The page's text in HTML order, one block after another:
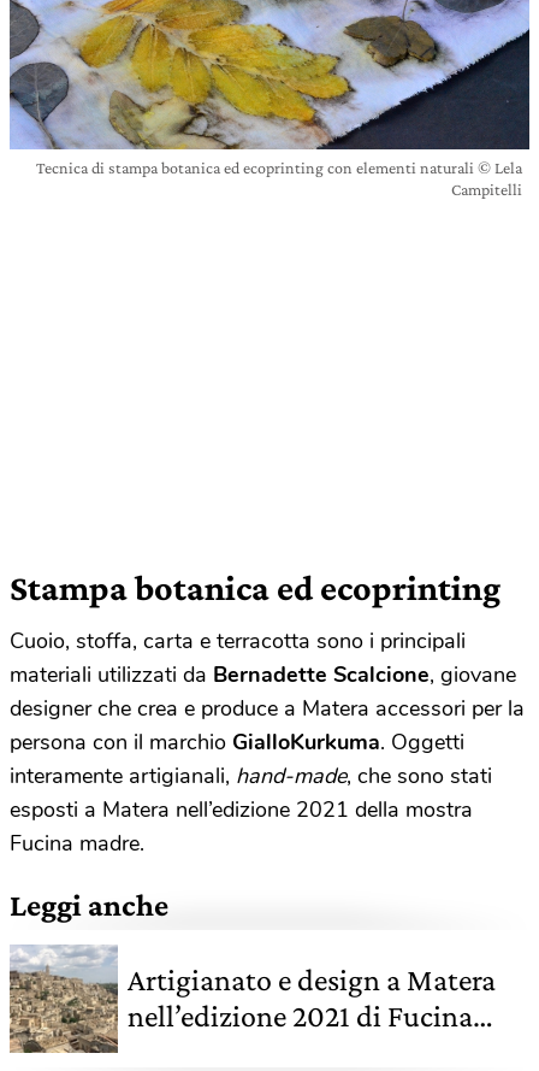
Tecnica di stampa botanica ed ecoprinting con elementi naturali © Lela
Campitelli
Stampa botanica ed ecoprinting
Cuoio, stoffa, carta e terracotta sono i principali
materiali utilizzati da Bernadette Scalcione, giovane
designer che crea e produce a Matera accessori per la
persona con il marchio GialloKurkuma. Oggetti
interamente artigianali, hand-made, che sono stati
esposti a Matera nell’edizione 2021 della mostra
Fucina madre.
Leggi anche
Artigianato e design a Matera
nell’edizione 2021 di Fucina